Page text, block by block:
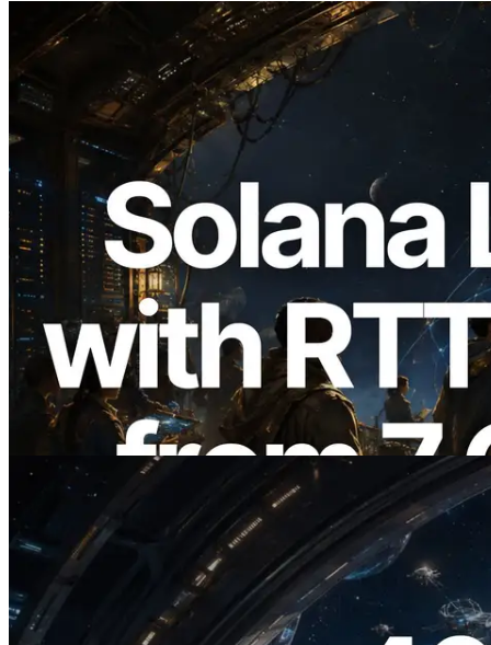
2026.08.05
ERPC 擴展 Solana Leader Slot API：新
增全球 7 個區域的 Ping 測量 —
Validators Information API 同步上線